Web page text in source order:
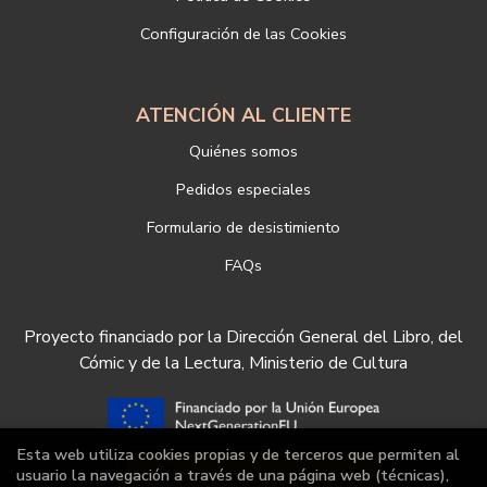
https://www.libreriadeportiva.com/proteccion-de-datos
Configuración de las Cookies
ATENCIÓN AL CLIENTE
Quiénes somos
Pedidos especiales
Formulario de desistimiento
FAQs
Proyecto financiado por la Dirección General del Libro, del
Cómic y de la Lectura, Ministerio de Cultura
Esta web utiliza cookies propias y de terceros que permiten al
usuario la navegación a través de una página web (técnicas),